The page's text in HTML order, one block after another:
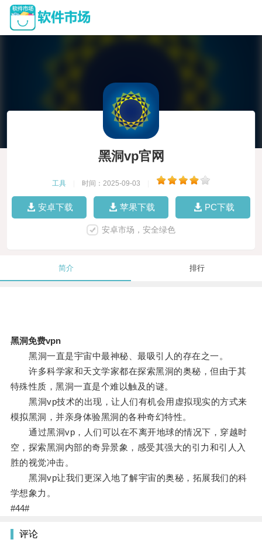
黑洞vp官网
工具 时间：2025-09-03
安卓下载 苹果下载 PC下载
安卓市场，安全绿色
简介 排行
黑洞免费vpn
黑洞一直是宇宙中最神秘、最吸引人的存在之一。
许多科学家和天文学家都在探索黑洞的奥秘，但由于其
特殊性质，黑洞一直是个难以触及的谜。
黑洞vp技术的出现，让人们有机会用虚拟现实的方式来
模拟黑洞，并亲身体验黑洞的各种奇幻特性。
通过黑洞vp，人们可以在不离开地球的情况下，穿越时
空，探索黑洞内部的奇异景象，感受其强大的引力和引人入
胜的视觉冲击。
黑洞vp让我们更深入地了解宇宙的奥秘，拓展我们的科
学想象力。
#44#
评论